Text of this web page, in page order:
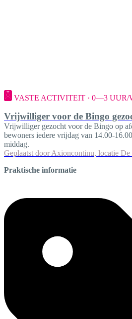
VASTE ACTIVITEIT · 0—3 UUR/
Vrijwilliger voor de Bingo
Vrijwilliger gezocht voor de Bingo op
bewoners iedere vrijdag van 14.00-
middag.
Geplaatst door Axioncontinu, locatie
Praktische informatie